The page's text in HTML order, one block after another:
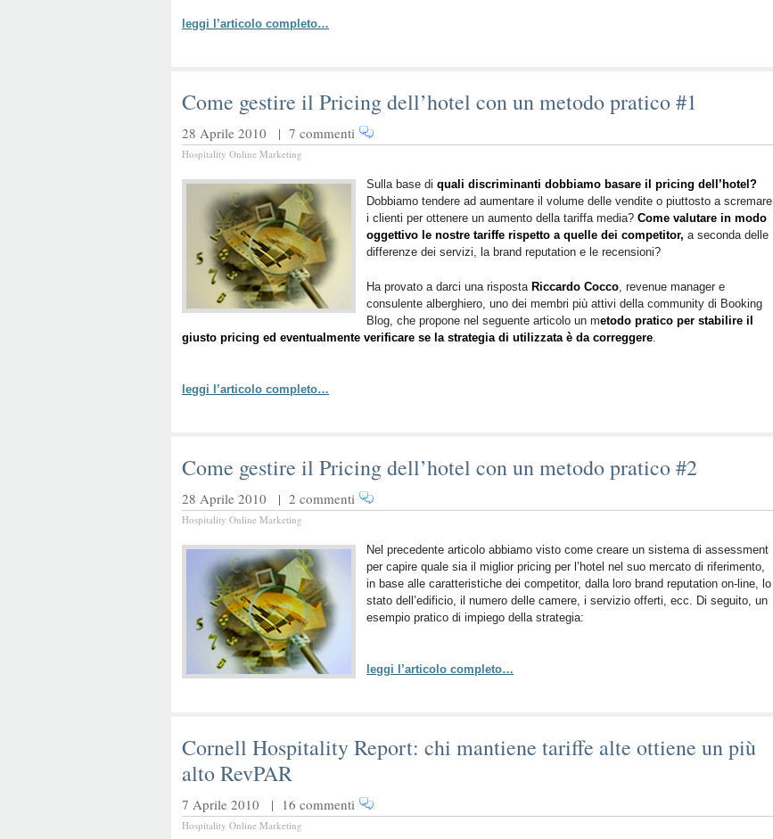
leggi l’articolo completo…
Come gestire il Pricing dell’hotel con un metodo pratico #1
28 Aprile 2010 | 7 commenti
Hospitality Online Marketing
Sulla base di quali discriminanti dobbiamo basare il pricing dell’hotel?
Dobbiamo tendere ad aumentare il volume delle vendite o piuttosto a scremare
i clienti per ottenere un aumento della tariffa media? Come valutare in modo
oggettivo le nostre tariffe rispetto a quelle dei competitor, a seconda delle
differenze dei servizi, la brand reputation e le recensioni?
Ha provato a darci una risposta Riccardo Cocco, revenue manager e
consulente alberghiero, uno dei membri più attivi della community di Booking
Blog, che propone nel seguente articolo un metodo pratico per stabilire il
giusto pricing ed eventualmente verificare se la strategia di utilizzata è da correggere.
leggi l’articolo completo…
Come gestire il Pricing dell’hotel con un metodo pratico #2
28 Aprile 2010 | 2 commenti
Hospitality Online Marketing
Nel precedente articolo abbiamo visto come creare un sistema di assessment
per capire quale sia il miglior pricing per l’hotel nel suo mercato di riferimento,
in base alle caratteristiche dei competitor, dalla loro brand reputation on-line, lo
stato dell’edificio, il numero delle camere, i servizio offerti, ecc. Di seguito, un
esempio pratico di impiego della strategia:
leggi l’articolo completo…
Cornell Hospitality Report: chi mantiene tariffe alte ottiene un più
alto RevPAR
7 Aprile 2010 | 16 commenti
Hospitality Online Marketing